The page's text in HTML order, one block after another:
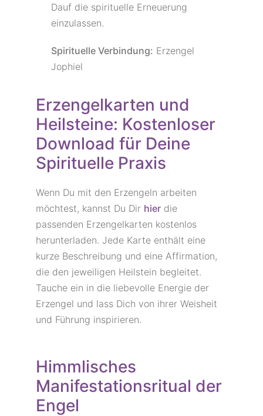
Dauf die spirituelle Erneuerung
einzulassen.
Spirituelle Verbindung: Erzengel
Jophiel
Erzengelkarten und
Heilsteine: Kostenloser
Download für Deine
Spirituelle Praxis
Wenn Du mit den Erzengeln arbeiten
möchtest, kannst Du Dir hierdie
passenden Erzengelkarten kostenlos
herunterladen. Jede Karte enthält eine
kurze Beschreibung und eine Affirmation,
die den jeweiligen Heilstein begleitet.
Tauche ein in die liebevolle Energie der
Erzengel und lass Dich von ihrer Weisheit
und Führung inspirieren.
Himmlisches
Manifestationsritual der
Engel